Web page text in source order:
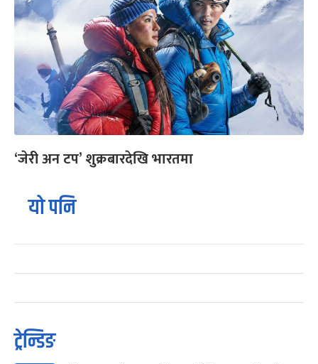
‘जेरी अन टप’ शुक्रबारदेखि भारतमा
यो पनि
ट्रेन्डिङ